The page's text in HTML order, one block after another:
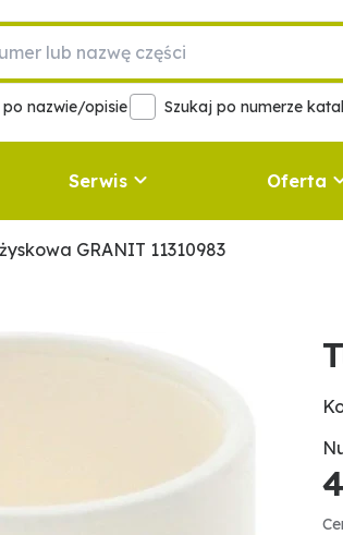
po nazwie/opisie Szukaj po numerze
Serwis Oferta
GRANIT 11310983